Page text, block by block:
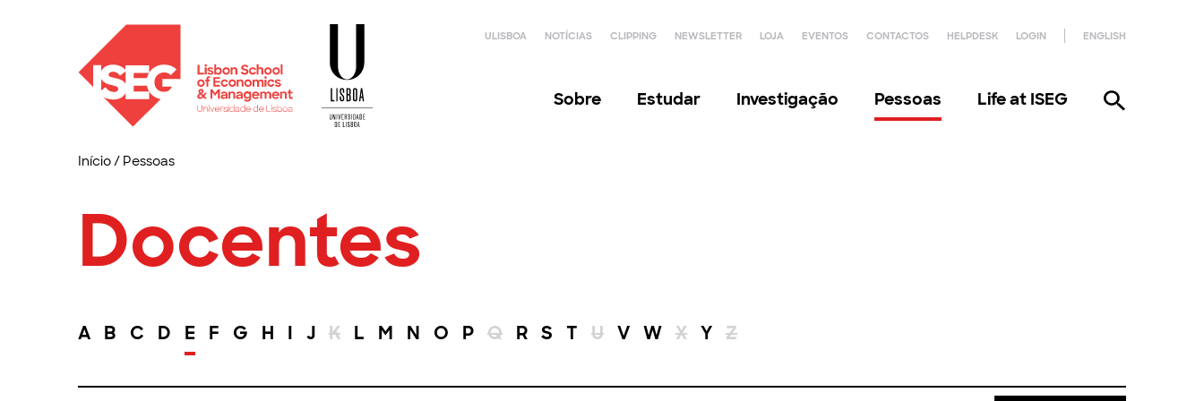
ULISBOA NOTÍCIAS CLIPPING NEWSLETTER LOJA EVENTOS CONTACTOS HELPDESK LOGIN ENGLISH
Sobre Estudar Investigação Pessoas Life at ISEG
Início/ Pessoas
Docentes
A B C D E F G H I J K L M N O P Q R S T U V W X Y Z